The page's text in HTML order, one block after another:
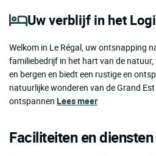
Uw verblijf in het
Welkom in Le Régal, uw ontsnapping
familiebedrijf in het hart van de
en bergen en biedt een rustige en
natuurlijke wonderen van de Grand
ontspannen Lees meer
Faciliteiten en